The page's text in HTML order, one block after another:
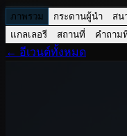
ภาพรวม กระดานผู้นำ สน
แกลเลอรี
สถานที่ คำถาม
← อีเวนต์ทั้งหมด